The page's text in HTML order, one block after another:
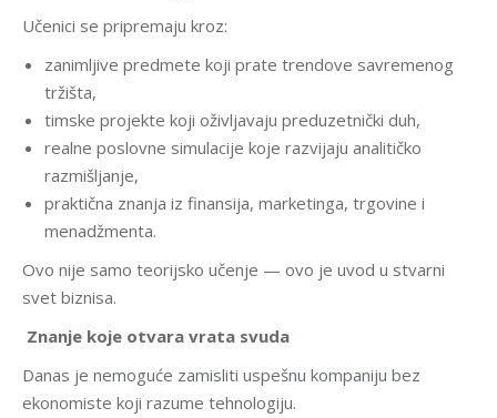
Učenici se pripremaju kroz:
zanimljive predmete koji prate trendove savremenog
tržišta,
timske projekte koji oživljavaju preduzetnički duh,
realne poslovne simulacije koje razvijaju analitičko
razmišljanje,
praktična znanja iz finansija, marketinga, trgovine i
menadžmenta.
Ovo nije samo teorijsko učenje — ovo je uvod u stvarni
svet biznisa.
Znanje koje otvara vrata svuda
Danas je nemoguće zamisliti uspešnu kompaniju bez
ekonomiste koji razume tehnologiju.